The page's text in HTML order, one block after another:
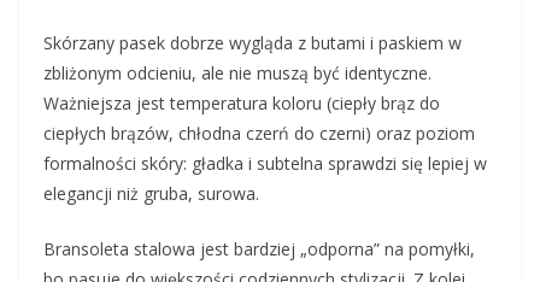
Skórzany pasek dobrze wygląda z butami i paskiem w
zbliżonym odcieniu, ale nie muszą być identyczne.
Ważniejsza jest temperatura koloru (ciepły brąz do
ciepłych brązów, chłodna czerń do czerni) oraz poziom
formalności skóry: gładka i subtelna sprawdzi się lepiej w
elegancji niż gruba, surowa.
Bransoleta stalowa jest bardziej „odporna” na pomyłki,